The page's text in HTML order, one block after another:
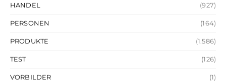
HANDEL (927)
PERSONEN (164)
PRODUKTE (1.586)
TEST (126)
VORBILDER (1)